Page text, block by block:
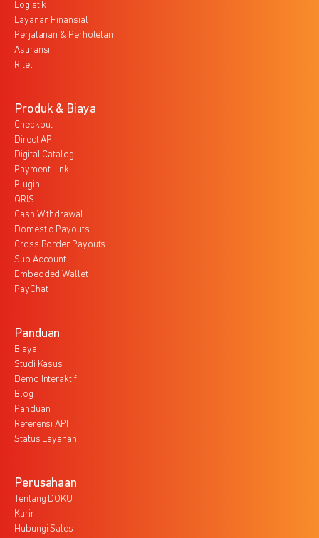
Logistik
Layanan Finansial
Perjalanan & Perhotelan
Asuransi
Ritel
Produk & Biaya
Checkout
Direct API
Digital Catalog
Payment Link
Plugin
QRIS
Cash Withdrawal
Domestic Payouts
Cross Border Payouts
Sub Account
Embedded Wallet
PayChat
Panduan
Biaya
Studi Kasus
Demo Interaktif
Blog
Panduan
Referensi API
Status Layanan
Perusahaan
Tentang DOKU
Karir
Hubungi Sales